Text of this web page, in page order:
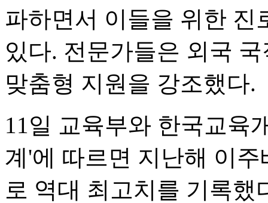
파하면서 이들을 위한 진
있다. 전문가들은 외국
맞춤형 지원을 강조했다.
11일 교육부와 한국교육
계'에 따르면 지난해 이
로 역대 최고치를 기록했